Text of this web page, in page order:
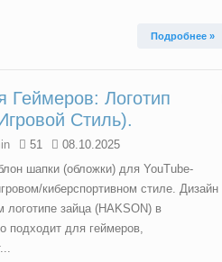
Подробнее »
Геймеров: Логотип
Стиль).
51
08.10.2025
шапки (обложки) для YouTube-
киберспортивном стиле. Дизайн
зайца (HAKSON) в
подходит для геймеров,